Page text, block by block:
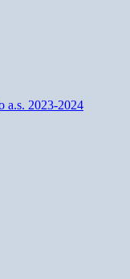
a.s. 2023-2024